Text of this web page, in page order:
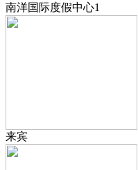
南洋国际度假中心1
来宾